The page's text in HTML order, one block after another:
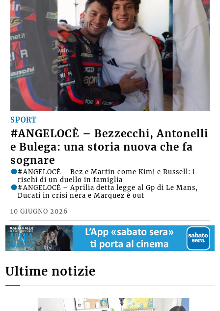
SPORT
#ANGELOCÈ – Bezzecchi, Antonelli
e Bulega: una storia nuova che fa
sognare
10 GIUGNO 2026
#ANGELOCÈ – Bez e Martin come Kimi e Russell: i
rischi di un duello in famiglia
#ANGELOCÈ – Aprilia detta legge al Gp di Le Mans,
Ducati in crisi nera e Marquez è out
Ultime notizie